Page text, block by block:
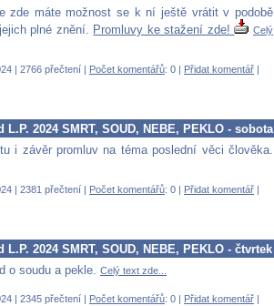
zde máte možnost se k ní ještě vrátit v podobě
plné znění.
Promluvy ke stažení zde!
Celý
| 2766 přečtení | Počet komentářů: 0 | Přidat komentář |
2024 SMRT, SOUD, NEBE, PEKLO - sobota
i závěr promluv na téma poslední věci člověka.
| 2381 přečtení | Počet komentářů: 0 | Přidat komentář |
2024 SMRT, SOUD, NEBE, PEKLO - čtvrtek
o soudu a pekle. Celý text zde...
| 2345 přečtení | Počet komentářů: 0 | Přidat komentář